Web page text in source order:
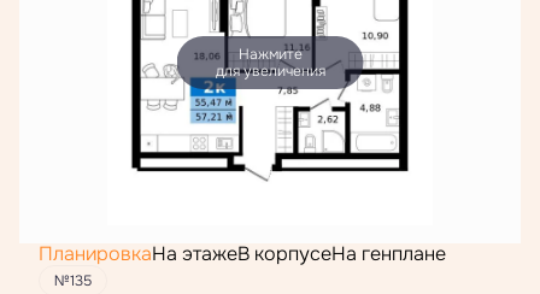
Нажмите
для увеличения
ПланировкаНа этажеВ корпусеНа генплане
№135